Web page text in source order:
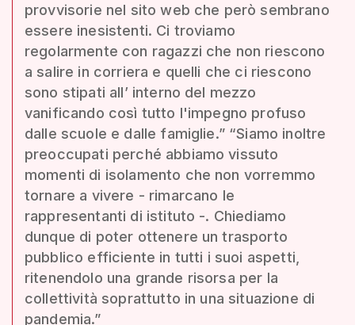
provvisorie nel sito web che però sembrano
essere inesistenti. Ci troviamo
regolarmente con ragazzi che non riescono
a salire in corriera e quelli che ci riescono
sono stipati all’ interno del mezzo
vanificando così tutto l'impegno profuso
dalle scuole e dalle famiglie.” “Siamo inoltre
preoccupati perché abbiamo vissuto
momenti di isolamento che non vorremmo
tornare a vivere - rimarcano le
rappresentanti di istituto -. Chiediamo
dunque di poter ottenere un trasporto
pubblico efficiente in tutti i suoi aspetti,
ritenendolo una grande risorsa per la
collettività soprattutto in una situazione di
pandemia.”